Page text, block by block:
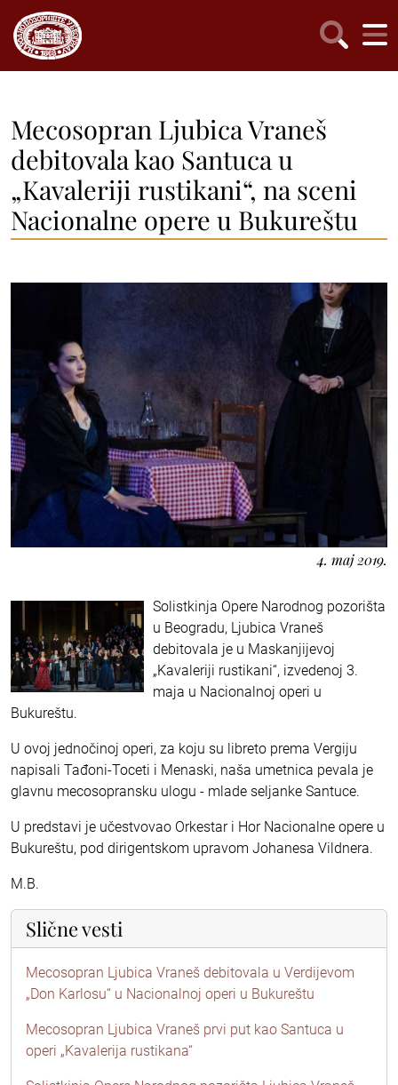
Mecosopran Ljubica Vraneš
debitovala kao Santuca u
„Kavaleriji rustikani“, na sceni
Nacionalne opere u Bukureštu
4. maj 2019.
Solistkinja Opere Narodnog pozorišta
u Beogradu, Ljubica Vraneš
debitovala je u Maskanjijevoj
„Kavaleriji rustikani“, izvedenoj 3.
maja u Nacionalnoj operi u
Bukureštu.
U ovoj jednočinoj operi, za koju su libreto prema Vergiju
napisali Tađoni-Toceti i Menaski, naša umetnica pevala je
glavnu mecosopransku ulogu - mlade seljanke Santuce.
U predstavi je učestvovao Orkestar i Hor Nacionalne opere u
Bukureštu, pod dirigentskom upravom Johanesa Vildnera.
M.B.
Slične vesti
Mecosopran Ljubica Vraneš debitovala u Verdijevom
„Don Karlosu“ u Nacionalnoj operi u Bukureštu
Mecosopran Ljubica Vraneš prvi put kao Santuca u
operi „Kavalerija rustikana“